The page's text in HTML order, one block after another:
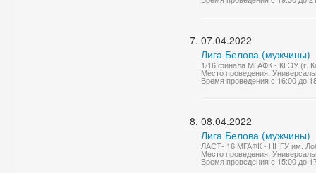
07.04.2022
Лига Белова (мужчины)
1/16 финала МГАФК - КГЭУ (г.
Место проведения:
Время проведения с 16:00 до
08.04.2022
Лига Белова (мужчины)
ЛАСТ- 16 МГАФК - ННГУ им.
Место проведения:
Время проведения с 15:00 до